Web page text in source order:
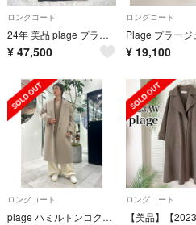
ロングコート
24年 美品 plage プラージュ ハミルトンストールコート 定価6.9
¥ 47,500
ロングコート
¥ 19,100
ロングコート
plage ハミルトンコクーンコート ベージュ 36サイズ
ロングコート